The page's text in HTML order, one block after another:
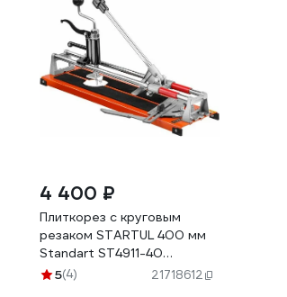
4 400 ₽
Плиткорез с круговым
резаком STARTUL 400 мм
Standart ST4911-40
ЦБ-0001800948
5(4) 21718612